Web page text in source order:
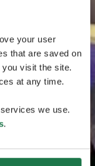
your user
that are saved on
visit the site.
at any time.
we use.
.